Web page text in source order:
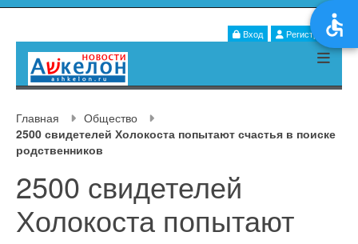
Вход Регистрация
Главная
Общество
2500 свидетелей Холокоста попытают счастья в поиске
родственников
2500 свидетелей
Холокоста попытают